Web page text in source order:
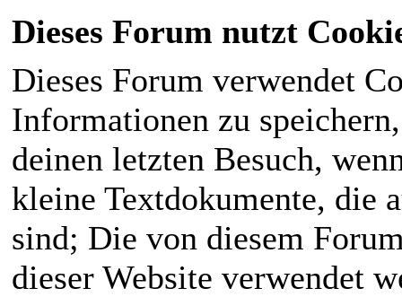
Dieses Forum nutzt
Dieses Forum verwendet
Informationen zu
deinen letzten Besuch,
kleine Textdokumente, die
sind; Die von diesem
dieser Website verwendet